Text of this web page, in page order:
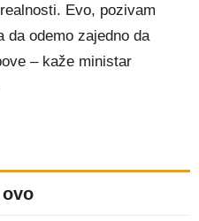
Evo, pozivam
da odemo zajedno da
– kaže ministar